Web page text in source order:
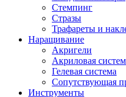
Стемпинг
Стразы
Трафареты и
Наращивание
Акригели
Акриловая
Гелевая система
Сопутствующая
Инструменты